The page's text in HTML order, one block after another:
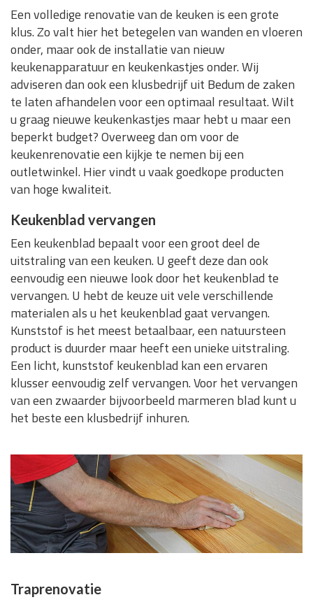
Een volledige renovatie van de keuken is een grote
klus. Zo valt hier het betegelen van wanden en vloeren
onder, maar ook de installatie van nieuw
keukenapparatuur en keukenkastjes onder. Wij
adviseren dan ook een klusbedrijf uit Bedum de zaken
te laten afhandelen voor een optimaal resultaat. Wilt
u graag nieuwe keukenkastjes maar hebt u maar een
beperkt budget? Overweeg dan om voor de
keukenrenovatie een kijkje te nemen bij een
outletwinkel. Hier vindt u vaak goedkope producten
van hoge kwaliteit.
Keukenblad vervangen
Een keukenblad bepaalt voor een groot deel de
uitstraling van een keuken. U geeft deze dan ook
eenvoudig een nieuwe look door het keukenblad te
vervangen. U hebt de keuze uit vele verschillende
materialen als u het keukenblad gaat vervangen.
Kunststof is het meest betaalbaar, een natuursteen
product is duurder maar heeft een unieke uitstraling.
Een licht, kunststof keukenblad kan een ervaren
klusser eenvoudig zelf vervangen. Voor het vervangen
van een zwaarder bijvoorbeeld marmeren blad kunt u
het beste een klusbedrijf inhuren.
Traprenovatie